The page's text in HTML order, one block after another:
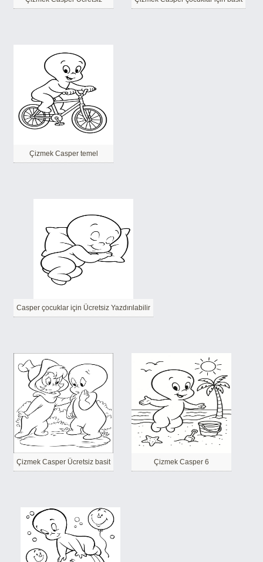
Çizmek Casper temel
Casper çocuklar için Ücretsiz Yazdırılabilir
Çizmek Casper Ücretsiz basit Çizmek Casper 6